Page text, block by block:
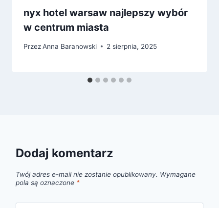
nyx hotel warsaw najlepszy wybór
w centrum miasta
PrzezAnna Baranowski 2 sierpnia, 2025
Dodaj komentarz
Twój adres e-mail nie zostanie opublikowany. Wymagane
pola są oznaczone *